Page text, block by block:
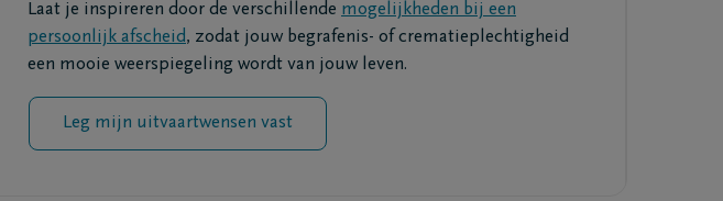
Laat je inspireren door de verschillende mogelijkheden bij een
persoonlijk afscheid, zodat jouw begrafenis- of crematieplechtigheid
een mooie weerspiegeling wordt van jouw leven.
Leg mijn uitvaartwensen vast